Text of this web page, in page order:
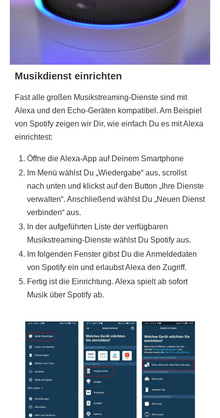
Musikdienst einrichten
Fast alle großen Musikstreaming-Dienste sind mit
Alexa und den Echo-Geräten kompatibel. Am Beispiel
von Spotify zeigen wir Dir, wie einfach Du es mit Alexa
einrichtest:
Öffne die Alexa-App auf Deinem Smartphone
Im Menü wählst Du „Wiedergabe“ aus, scrollst
nach unten und klickst auf den Button „Ihre Dienste
verwalten“. Anschließend wählst Du „Neuen Dienst
verbinden“ aus.
In der aufgeführten Liste der verfügbaren
Musikstreaming-Dienste wählst Du Spotify aus.
Im folgenden Fenster gibst Du die Anmeldedaten
von Spotify ein und erlaubst Alexa den Zugriff.
Fertig ist die Einrichtung. Alexa spielt ab sofort
Musik über Spotify ab.